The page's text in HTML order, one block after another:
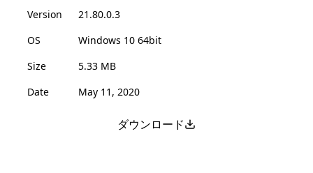
Version
21.80.0.3
OS
Windows 10 64bit
Size
5.33 MB
Date
May 11, 2020
ダウンロード